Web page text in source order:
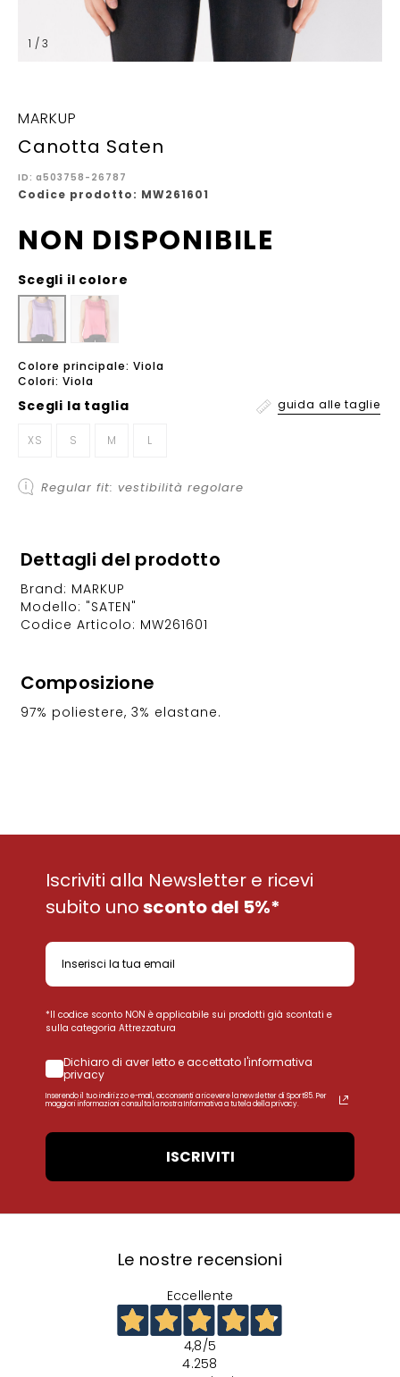
1 / 3
MARKUP
Canotta Saten
ID: a503758-26787
Codice prodotto: MW261601
NON DISPONIBILE
Scegli il colore
Colore principale: Viola
Colori: Viola
Scegli la taglia guida alle taglie
XS S M L
Regular fit: vestibilità regolare
Dettagli del prodotto
Brand: MARKUP
Modello: "SATEN"
Codice Articolo: MW261601
Composizione
97% poliestere, 3% elastane.
Iscriviti alla Newsletter e ricevi
subito unosconto del 5%*
*Il codice sconto NON è applicabile sui prodotti già scontati e
sulla categoria Attrezzatura
Dichiaro di aver letto e accettato l'informativa
privacy
Inserendo il tuo indirizzo e-mail, acconsenti a ricevere la newsletter di Sport85. Per
maggiori informazioni consulta la nostra Informativa a tutela della privacy.
ISCRIVITI
Le nostre recensioni
Eccellente
4,8/5
4.258